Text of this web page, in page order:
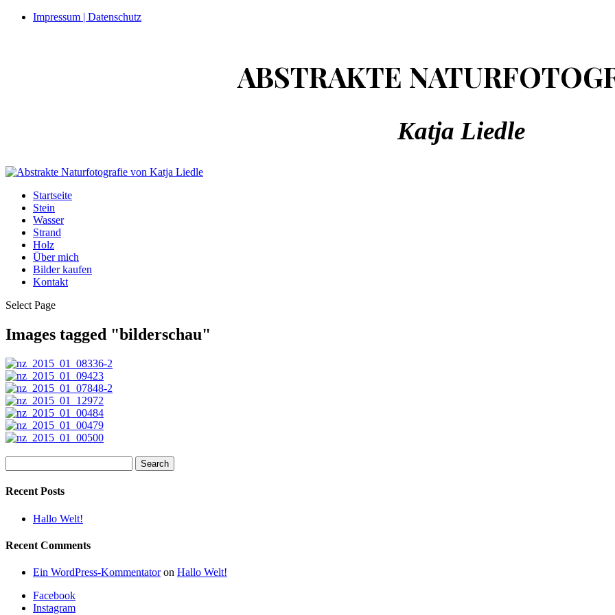
Impressum | Datenschutz
ABSTRAKTE
Katja Liedle
Startseite
Stein
Wasser
Strand
Holz
Über mich
Bilder kaufen
Kontakt
Select Page
Images tagged "bilderschau"
for:
Recent Posts
Hallo Welt!
Recent Comments
Ein WordPress-Kommentatoron Hallo Welt!
Facebook
Instagram